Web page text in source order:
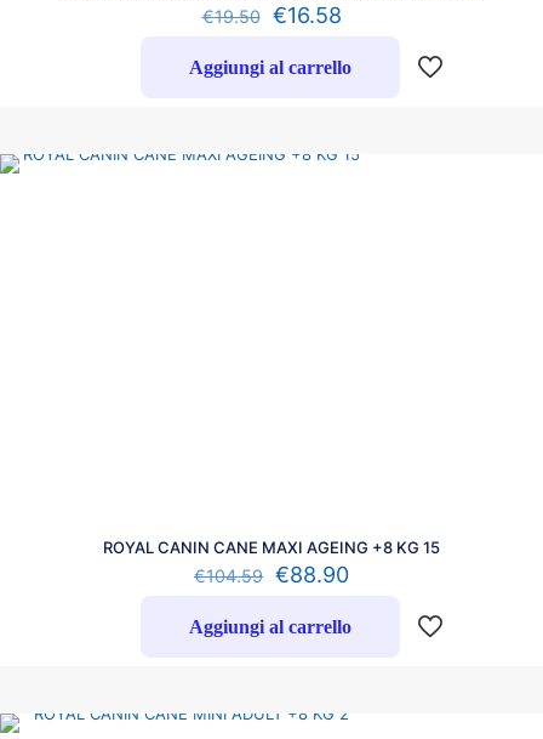
€19.50 €16.58
Aggiungi al carrello
ROYAL CANIN CANE MAXI AGEING +8 KG 15
€104.59 €88.90
Aggiungi al carrello